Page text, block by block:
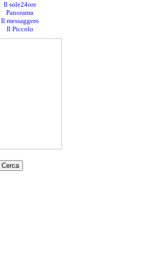
Il sole24ore
Panorama
Il messaggero
Il Piccolo